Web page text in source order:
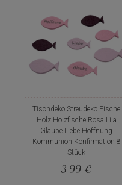
Tischdeko Streudeko Fische
Holz Holzfische Rosa Lila
Glaube Liebe Hoffnung
Kommunion Konfirmation 8
Stück
3,99 €